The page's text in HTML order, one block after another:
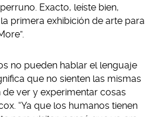
Exacto, leíste bien,
primera exhibición de arte para
no pueden hablar el lenguaje
que no sienten las mismas
ver y experimentar cosas
“Ya que los humanos tienen